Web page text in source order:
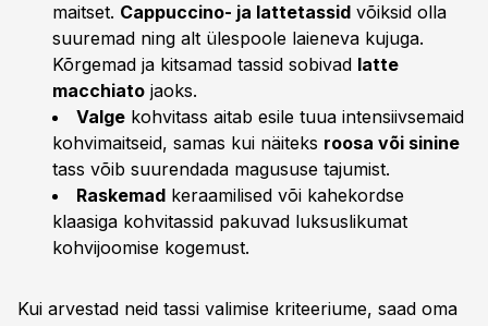
maitset. Cappuccino- ja lattetassid võiksid olla
suuremad ning alt ülespoole laieneva kujuga.
Kõrgemad ja kitsamad tassid sobivad latte
macchiato jaoks.
Valge kohvitass aitab esile tuua intensiivsemaid
kohvimaitseid, samas kui näiteks roosa või sinine
tass võib suurendada magususe tajumist.
Raskemad keraamilised või kahekordse
klaasiga kohvitassid pakuvad luksuslikumat
kohvijoomise kogemust.
Kui arvestad neid tassi valimise kriteeriume, saad oma